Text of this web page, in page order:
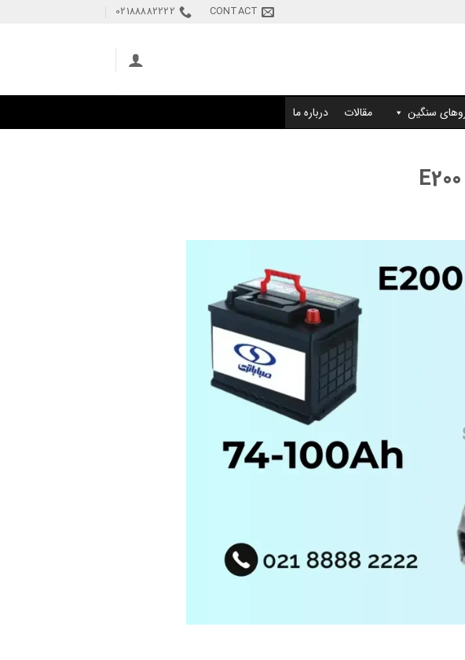
CONTACT
02188882222
سنگین مقالات درباره ما